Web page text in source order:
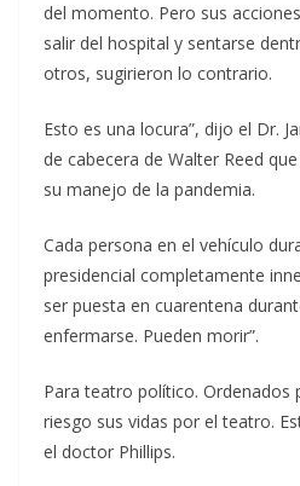
del momento. Pero sus
salir del hospital y sentarse
otros, sugirieron lo contrario.
Esto es una locura”, dijo el Dr.
de cabecera de Walter Reed
su manejo de la pandemia.
Cada persona en el vehículo
presidencial completamente
ser puesta en cuarentena
enfermarse. Pueden morir”.
Para teatro político. Ordenados
riesgo sus vidas por el teatro.
el doctor Phillips.